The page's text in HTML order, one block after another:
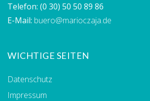
Telefon: (0 30) 50 50 89 86
E-Mail: buero@marioczaja.de
WICHTIGE SEITEN
Datenschutz
Impressum